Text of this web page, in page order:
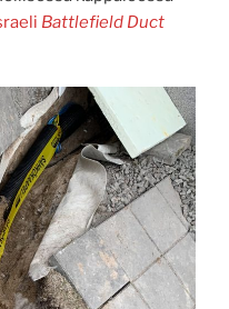
Battlefield Duct